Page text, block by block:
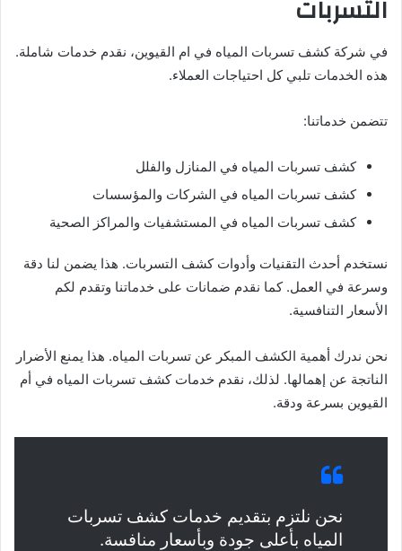
التسربات
في شركة كشف تسربات المياه في ام القيوين، نقدم خدمات شاملة.
هذه الخدمات تلبي كل احتياجات العملاء.
تتضمن خدماتنا:
كشف تسربات المياه في المنازل والفلل
كشف تسربات المياه في الشركات والمؤسسات
كشف تسربات المياه في المستشفيات والمراكز الصحية
نستخدم أحدث التقنيات وأدوات كشف التسربات. هذا يضمن لنا دقة
وسرعة في العمل. كما نقدم ضمانات على خدماتنا وتقدم لكم
الأسعار التنافسية.
نحن ندرك أهمية الكشف المبكر عن تسربات المياه. هذا يمنع الأضرار
الناتجة عن إهمالها. لذلك، نقدم خدمات كشف تسربات المياه في أم
القيوين بسرعة ودقة.
نحن نلتزم بتقديم خدمات كشف تسربات
المياه بأعلى جودة وبأسعار منافسة.